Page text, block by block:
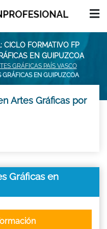
CICLO FORMATIVO FP
EN GUIPUZCOA
GRÁFICAS PAÍS VASCO
GRÁFICAS EN GUIPUZCOA
Artes Gráficas por
Gráficas en